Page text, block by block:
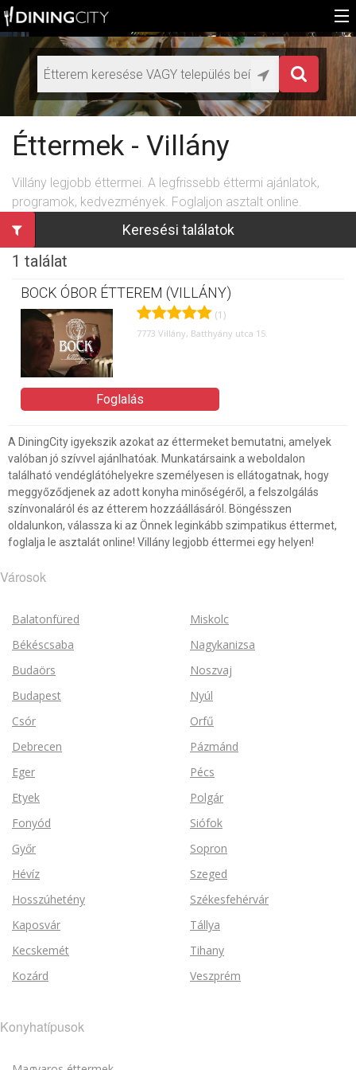
Főoldal
Médiaajánlat éttermeknek
HU
EN
Éttermek - Villány
Villány legjobb éttermei. A legfrissebb éttermi ajánlatok,
programok, kedvezmények. Foglaljon asztalt online.
Keresési találatok
1 találat
BOCK ÓBOR ÉTTEREM (VILLÁNY)
(1)
7773 Villány, Batthyány utca 15.
Foglalás
A DiningCity igyekszik azokat az éttermeket bemutatni, amelyek
valóban jó szívvel ajánlhatóak. Munkatársaink a weboldalon
található vendéglátóhelyekre személyesen is ellátogatnak, hogy
meggyőződjenek az adott konyha minőségéről, a felszolgálás
színvonaláról és az étterem hozzáállásáról. Böngésszen
oldalunkon, válassza ki az Önnek leginkább szimpatikus éttermet,
foglalja le asztalát online! Villány legjobb éttermei egy helyen!
Városok
Balatonfüred
Békéscsaba
Budaörs
Budapest
Csór
Debrecen
Eger
Etyek
Fonyód
Győr
Hévíz
Hosszúhetény
Kaposvár
Kecskemét
Kozárd
Miskolc
Nagykanizsa
Noszvaj
Nyúl
Orfű
Pázmánd
Pécs
Polgár
Siófok
Sopron
Szeged
Székesfehérvár
Tállya
Tihany
Veszprém
Konyhatípusok